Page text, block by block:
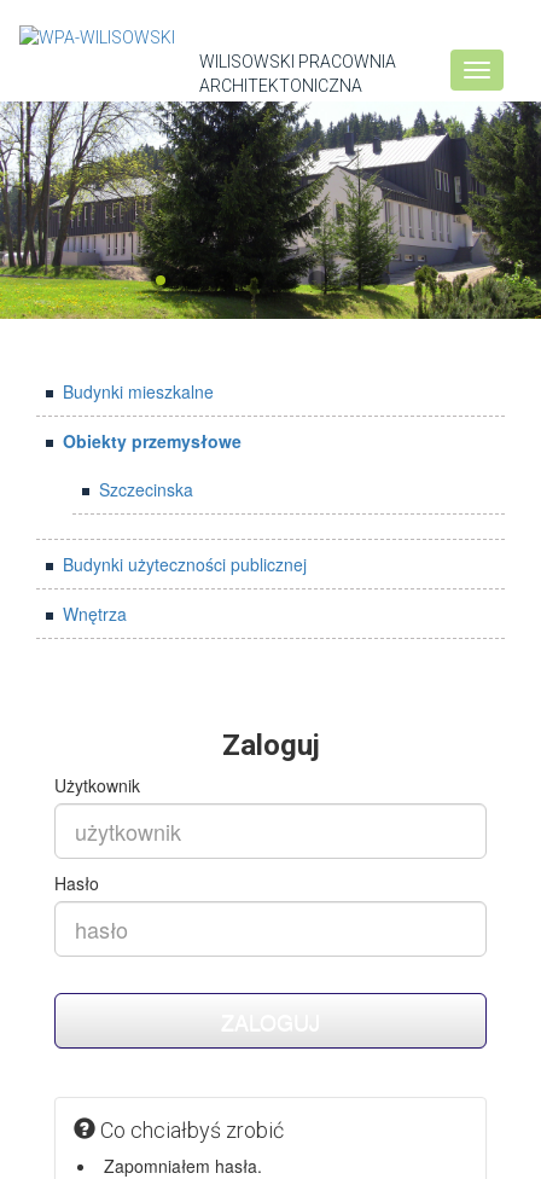
Toggle
WILISOWSKI PRACOWNIA
ARCHITEKTONICZNA
Budynki mieszkalne
Obiekty przemysłowe
Szczecinska
Budynki użyteczności publicznej
Wnętrza
Zaloguj
Użytkownik
Hasło
Co chciałbyś zrobić
Zapomniałem hasła.